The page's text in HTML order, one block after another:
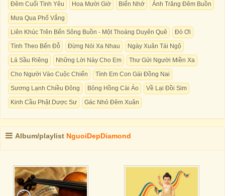
Đêm Cuối Tình Yêu Hoa Mười Giờ Biển Nhớ
Ánh Trăng Đêm Buồn
Mưa Qua Phố Vắng
Liên Khúc Trên Bến Sông Buồn - Một Thoáng Duyên Quê
Đò Ơi
Tình Theo Bến Đỗ
Đừng Nói Xa Nhau
Ngày Xuân Tái Ngộ
Lá Sầu Riêng
Những Lời Này Cho Em
Thư Gửi Người Miền Xa
Cho Người Vào Cuộc Chiến
Tình Em Con Gái Đồng Nai
Sương Lạnh Chiều Đông
Bông Hồng Cài Áo
Về Lại Đồi Sim
Kinh Cầu Phật Dược Sư
Gác Nhỏ Đêm Xuân
Album/playlist NguoiDepDiamond